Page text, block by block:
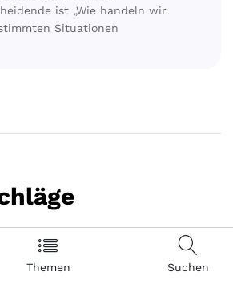
Themen Suchen
ist „Wie handeln wir
Situationen